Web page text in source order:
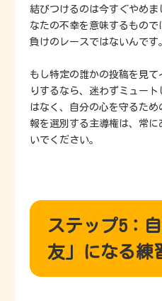
結びつけるのは今すぐやめ
なたの不幸を意味するもの
負けのレースではないんです
もし特定の誰かの投稿を見
りするなら、迷わずミュー
はなく、自分の心を守るた
報を選別する主導権は、常
いでください。
ステップ5：
友」になる練